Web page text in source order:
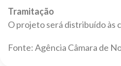
Tramitação
O projeto será distribuído às
Fonte: Agência Câmara de